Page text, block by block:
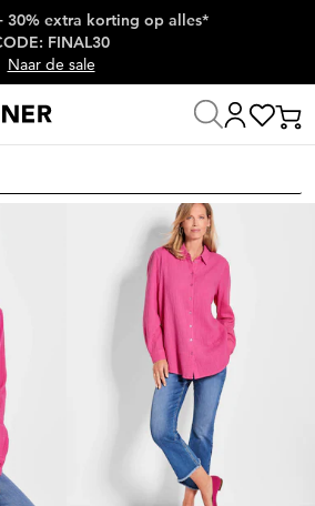
30% extra korting op alles*
FINAL30
Naar de sale